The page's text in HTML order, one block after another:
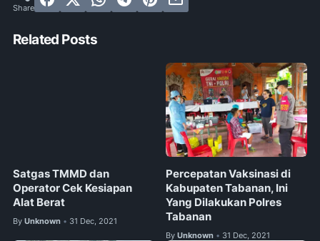
Related Posts
Satgas TMMD dan
Operator Cek Kesiapan
Alat Berat
By Unknown • 31 Dec, 2021
Percepatan Vaksinasi di
Kabupaten Tabanan, Ini
Yang Dilakukan Polres
Tabanan
By Unknown • 31 Dec, 2021